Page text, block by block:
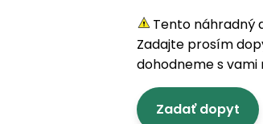
Tento náhradný
Zadajte prosím
dohodneme s vami
Zadať dopyt